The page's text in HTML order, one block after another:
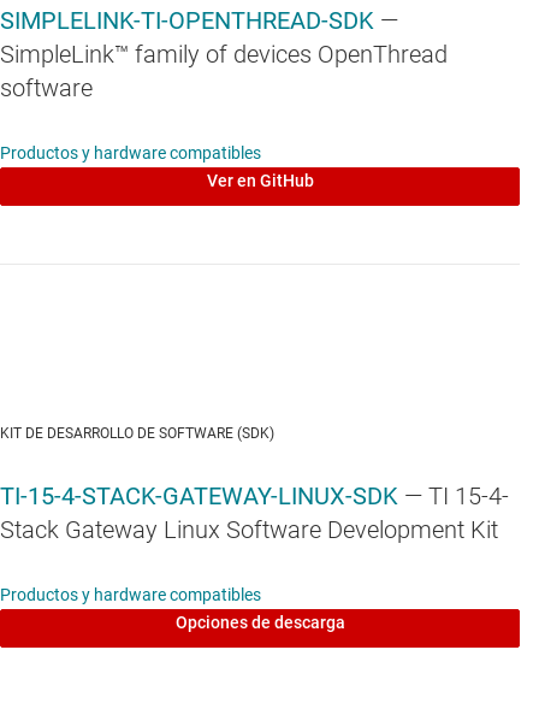
SIMPLELINK-TI-OPENTHREAD-SDK —
SimpleLink™ family of devices OpenThread
software
Productos y hardware compatibles
Ver en GitHub
KIT DE DESARROLLO DE SOFTWARE (SDK)
TI-15-4-STACK-GATEWAY-LINUX-SDK — TI 15-4-
Stack Gateway Linux Software Development Kit
Productos y hardware compatibles
Opciones de descarga